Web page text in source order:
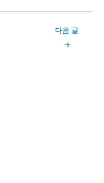
다음 글
→